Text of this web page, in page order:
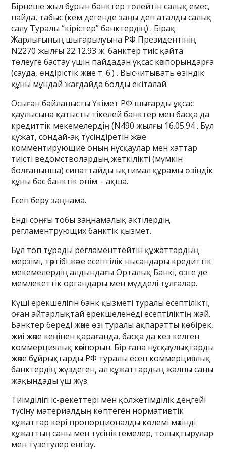
Бірнеше жыл бұрын банктер төлейтін салық емес,
пайда, табыс (кем дегенде заңы деп аталды салық
салу Туралы “кірістер” банктердің) . Бірақ
Жарлығының шығарылуына РФ Президентінің
N2270 жылғы 22.12.93 ж. банктер тиіс қайта
төлеуге бастау үшін пайдадан ұқсас кәсіпорындарға
(сауда, өндірістік және т. б.) . Высчитывать өзіндік
құны мұндай жағдайда болды екіталай.
Осыған байланысты Үкімет РФ шығарды ұқсас
қаулысына қатысты тікелей банктер мен басқа да
кредиттік мекемелердің (N490 жылғы 16.05.94 . Бұл
құжат, сондай-ақ түсіндіретін және
комментирующие оның нұсқаулар мен хаттар
тиісті ведомстволардың жеткілікті (мүмкін
болғанынша) сипаттайды ықтимал құрамы өзіндік
құны бас банктік өнім – ақша.
Есеп беру заңнама.
Енді соңғы тобы заңнамалық актілердің
регламентрующих банктік қызмет.
Бұл топ тұрады регламенттейтін құжаттардың
мерзімі, тәртібі және есептілік нысандары кредиттік
мекемелердің алдындағы Орталық Банкі, өзге де
мемлекеттік органдары мен мүдделі тұлғалар.
Күші ерекшелігін банк қызметі туралы есептілікті,
оған айтарлықтай ерекшеленеді есептіліктің жай.
Банктер береді және өзі туралы ақпаратты көбірек,
жиі және кеңінен қарағанда, басқа да кез келген
коммерциялық кәсіпорын. Бір ғана нұсқаулықтарды
және бұйрықтарды РФ туралы есеп коммерциялық
банктердің жүздеген, ал құжаттардың жалпы саны
жақындады үш жүз.
Тиімділігі іс-әрекеттері мен қолжетімділік деңгейі
түсіну материалдың көптеген нормативтік
құжаттар кері пропорционалды көлемі мәтінді
құжаттың саны мен түсініктемелер, толықтырулар
мен түзетулер енгізу.